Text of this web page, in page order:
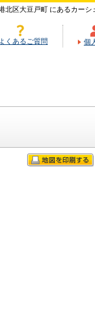
区大豆戸町 にあるカーシ
くあるご質問 個